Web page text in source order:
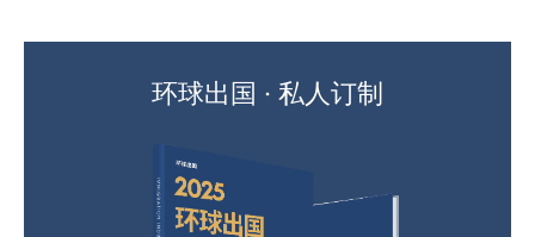
环球出国 · 私人订制